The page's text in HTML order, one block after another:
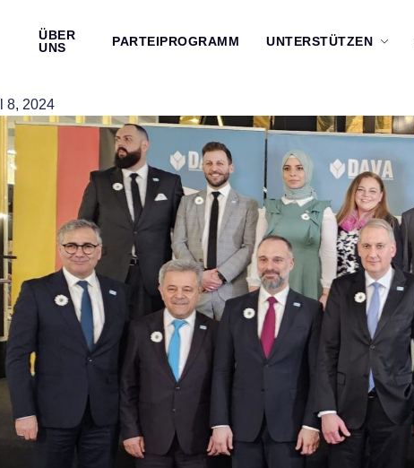
ÜBER
UNS
PARTEIPROGRAMM UNTERSTÜTZEN
8, 2024